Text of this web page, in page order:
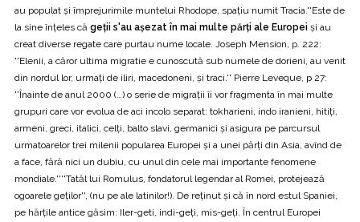
au populat și împrejurimile muntelui Rhodope, spațiu numit Tracia.''Este de
la sine înțeles că geții s'au așezat în mai multe părți ale Europei și au
creat diverse regate care purtau nume locale. Joseph Mension, p. 222:
''Elenii, a căror ultima migratie e cunoscută sub numele de dorieni, au venit
din nordul lor, urmați de iliri, macedoneni, și traci.'' Pierre Leveque, p 27:
''Înainte de anul 2000 (…) o serie de migrații îi vor fragmenta în mai multe
grupuri care vor evolua de aci incolo separat: tokharieni, indo iranieni, hitiți,
armeni, greci, italici, celți, balto slavi, germanici și asigura pe parcursul
urmatoarelor trei milenii popularea Europei și a unei părți din Asia, avînd de
a face, fără nici un dubiu, cu unul din cele mai importante fenomene
mondiale.''''Tatăl lui Romulus, fondatorul legendar al Romei, protejează
ogoarele geților'', (nu pe ale latinilor!). De reținut și că în nord estul Spaniei,
pe hărțile antice găsim: Iler-geti, indi-geți, mis-geți. În centrul Europei